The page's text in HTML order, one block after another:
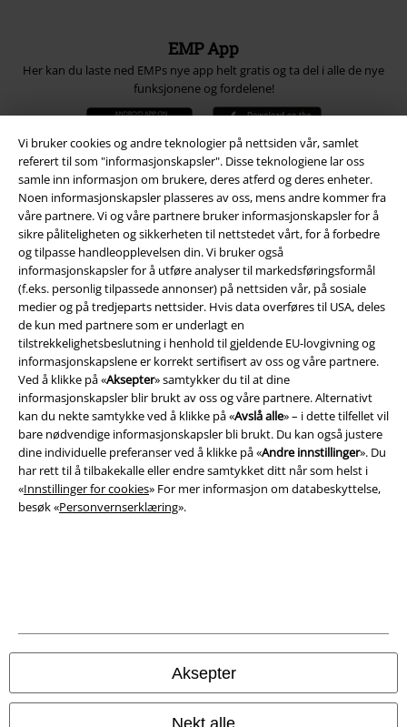
Vi bruker cookies og andre teknologier på nettsiden vår, samlet
referert til som "informasjonskapsler". Disse teknologiene lar oss
samle inn informasjon om brukere, deres atferd og deres enheter.
Noen informasjonskapsler plasseres av oss, mens andre kommer fra
våre partnere. Vi og våre partnere bruker informasjonskapsler for å
sikre påliteligheten og sikkerheten til nettstedet vårt, for å forbedre
og tilpasse handleopplevelsen din. Vi bruker også
informasjonskapsler for å utføre analyser til markedsføringsformål
(f.eks. personlig tilpassede annonser) på nettsiden vår, på sosiale
medier og på tredjeparts nettsider. Hvis data overføres til USA, deles
de kun med partnere som er underlagt en
tilstrekkelighetsbeslutning i henhold til gjeldende EU-lovgivning og
informasjonskapslene er korrekt sertifisert av oss og våre partnere.
Ved å klikke på «Aksepter» samtykker du til at dine
informasjonskapsler blir brukt av oss og våre partnere. Alternativt
kan du nekte samtykke ved å klikke på «Avslå alle» – i dette tilfellet vil
bare nødvendige informasjonskapsler bli brukt. Du kan også justere
dine individuelle preferanser ved å klikke på «Andre innstillinger». Du
har rett til å tilbakekalle eller endre samtykket ditt når som helst i
«Innstillinger for cookies» For mer informasjon om databeskyttelse,
besøk «Personvernserklæring».
Aksepter
Nekt alle
EMP App
Her kan du laste ned EMPs nye app helt gratis og ta del i alle de nye
funksjonene og fordelene!
A Warner Music Group Company
Juridisk informasjon/Vilkår
Vilkår
Innstillinger for cookies